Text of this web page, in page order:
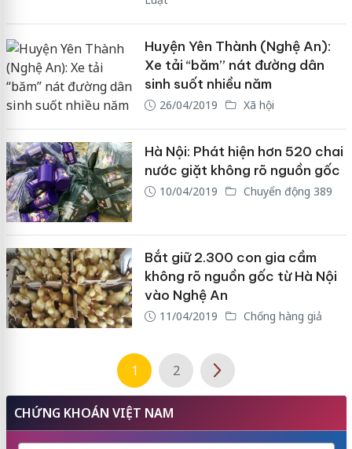
Huyện Yên Thành (Nghệ An):
Xe tải “băm” nát đường dân
sinh suốt nhiều năm
26/04/2019 Xã hội
Hà Nội: Phát hiện hơn 520 chai
nước giặt không rõ nguồn gốc
10/04/2019 Chuyển động 389
Bắt giữ 2.300 con gia cầm
không rõ nguồn gốc từ Hà Nội
vào Nghệ An
11/04/2019 Chống hàng giả
1 2
CHỨNG KHOÁN VIỆT NAM